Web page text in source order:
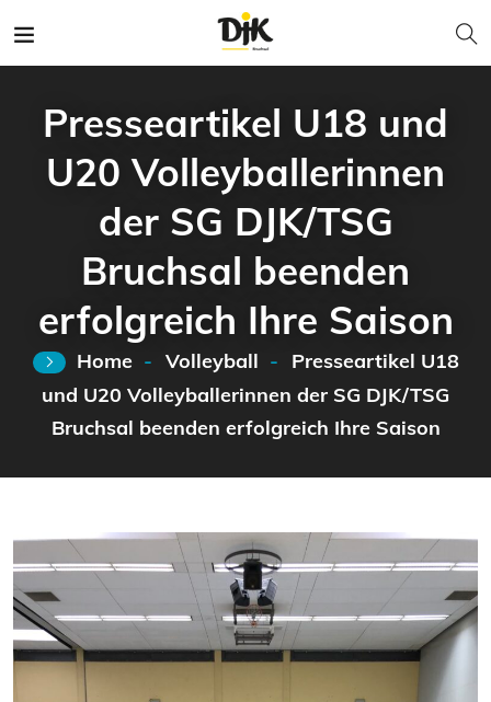
Presseartikel U18 und
U20 Volleyballerinnen
der SG DJK/TSG
Bruchsal beenden
erfolgreich Ihre Saison
Home Volleyball
Presseartikel U18
und U20 Volleyballerinnen der SG DJK/TSG
Bruchsal beenden erfolgreich Ihre Saison